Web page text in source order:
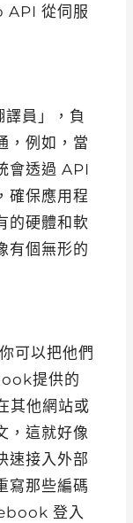
API 從伺服
員」，負
，例如，當
會透過 API
確保應用程
的硬體和軟
有個無形的
可以把他們
提供的
其他網站或
，這就好像
速接入外部
寫那些編碼
登入